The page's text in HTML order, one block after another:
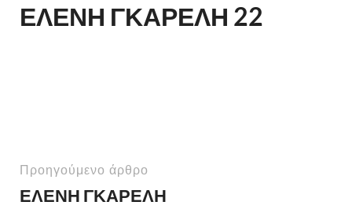
ΕΛΕΝΗ ΓΚΑΡΕΛΗ 22
Προηγούμενο άρθρο
ΕΛΕΝΗ ΓΚΑΡΕΛΗ